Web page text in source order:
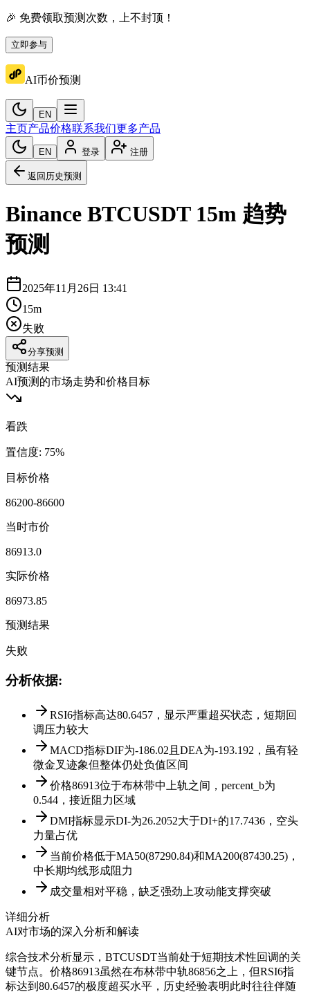
🎉 免费领取预测次数，上不封顶！
立即参与
AI币价预测
EN
主页产品价格联系我们更多产品
EN 登录 注册
返回历史预测
Binance BTCUSDT 15m 趋势
预测
2025年11月26日 13:41
15m
失败
分享预测
预测结果
AI预测的市场走势和价格目标
看跌
置信度: 75%
目标价格
86200-86600
当时市价
86913.0
实际价格
86973.85
预测结果
失败
分析依据:
RSI6指标高达80.6457，显示严重超买状态，短期回
调压力较大
MACD指标DIF为-186.02且DEA为-193.192，虽有轻
微金叉迹象但整体仍处负值区间
价格86913位于布林带中上轨之间，percent_b为
0.544，接近阻力区域
DMI指标显示DI-为26.2052大于DI+的17.7436，空头
力量占优
当前价格低于MA50(87290.84)和MA200(87430.25)，
中长期均线形成阻力
成交量相对平稳，缺乏强劲上攻动能支撑突破
详细分析
AI对市场的深入分析和解读
综合技术分析显示，BTCUSDT当前处于短期技术性回调的关
键节点。价格86913虽然在布林带中轨86856之上，但RSI6指
标达到80.6457的极度超买水平，历史经验表明此时往往伴随